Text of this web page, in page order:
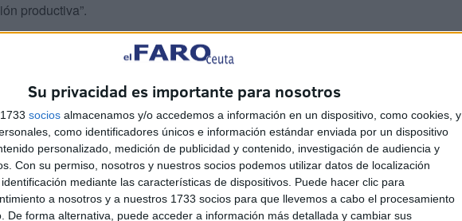
Su privacidad es importante para nosotros
socios almacenamos y/o accedemos a información en un dispositivo, como cookies, y
como identificadores únicos e información estándar enviada por un dispositivo
personalizado, medición de publicidad y contenido, investigación de audiencia y
Con su permiso, nosotros y nuestros socios podemos utilizar datos de localización
mediante las características de dispositivos. Puede hacer clic para
a nosotros y a nuestros 1733 socios para que llevemos a cabo el procesamiento
De forma alternativa, puede acceder a información más detallada y cambiar sus
productiva”.
. “La tasa de inflación en Ceuta se sitúa en el 2,6%, tres
especialmente a sectores como hostelería y